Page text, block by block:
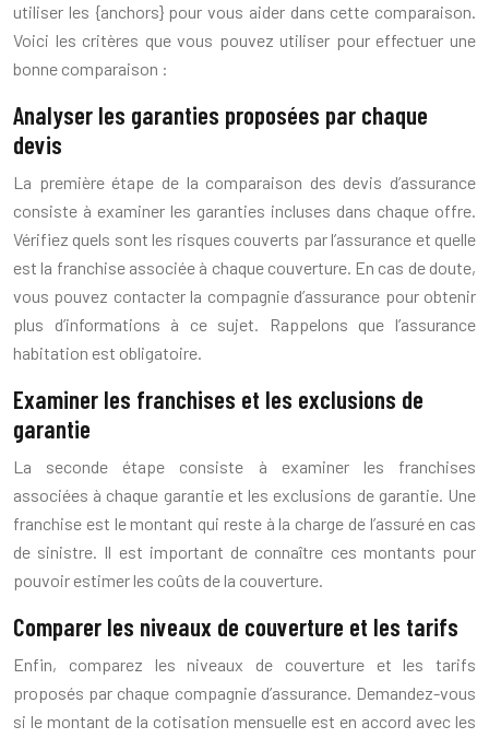
utiliser les {anchors} pour vous aider dans cette comparaison.
Voici les critères que vous pouvez utiliser pour effectuer une
bonne comparaison :
Analyser les garanties proposées par chaque
devis
La première étape de la comparaison des devis d’assurance
consiste à examiner les garanties incluses dans chaque offre.
Vérifiez quels sont les risques couverts par l’assurance et quelle
est la franchise associée à chaque couverture. En cas de doute,
vous pouvez contacter la compagnie d’assurance pour obtenir
plus d’informations à ce sujet. Rappelons que l’assurance
habitation est obligatoire.
Examiner les franchises et les exclusions de
garantie
La seconde étape consiste à examiner les franchises
associées à chaque garantie et les exclusions de garantie. Une
franchise est le montant qui reste à la charge de l’assuré en cas
de sinistre. Il est important de connaître ces montants pour
pouvoir estimer les coûts de la couverture.
Comparer les niveaux de couverture et les tarifs
Enfin, comparez les niveaux de couverture et les tarifs
proposés par chaque compagnie d’assurance. Demandez-vous
si le montant de la cotisation mensuelle est en accord avec les